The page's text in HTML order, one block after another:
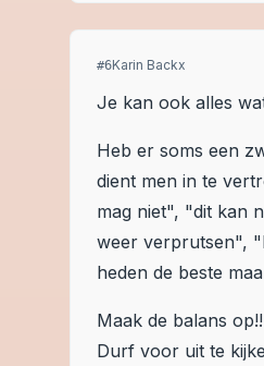
#6Karin Backx
Je kan ook alles
Heb er soms een
dient men in te
mag niet", "dit kan
weer verprutsen",
heden de beste
Maak de balans
Durf voor uit te